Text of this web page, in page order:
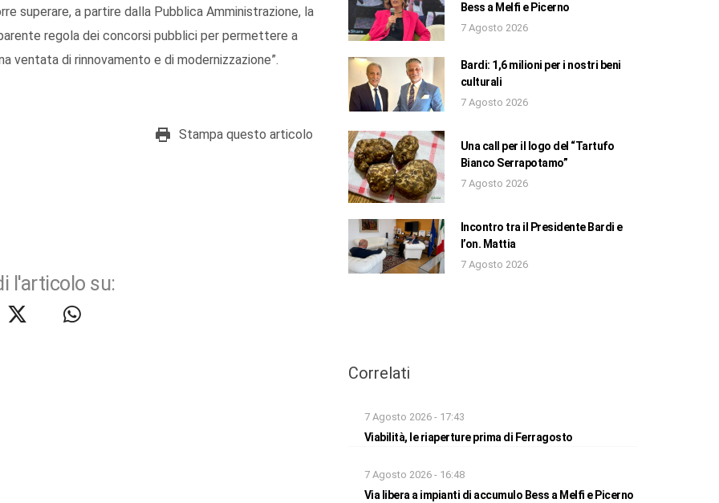
superare, a partire dalla Pubblica Amministrazione, la
regola dei concorsi pubblici per permettere a
ventata di rinnovamento e di modernizzazione”.
Stampa questo articolo
l'articolo su:
Bess a Melfi e Picerno
7 Agosto 2026
Bardi: 1,6 milioni per i nostri beni
culturali
7 Agosto 2026
Una call per il logo del “Tartufo
Bianco Serrapotamo”
7 Agosto 2026
Incontro tra il Presidente Bardi e
l’on. Mattia
7 Agosto 2026
Correlati
7 Agosto 2026 - 17:43
Viabilità, le riaperture prima di Ferragosto
7 Agosto 2026 - 16:48
Via libera a impianti di accumulo Bess a Melfi e Picerno